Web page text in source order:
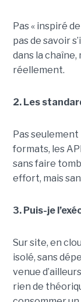
Pas « inspiré
pas de savoir
dans la chaîne,
réellement.
2. Les
Pas
formats, les
sans faire
effort, mais
3. Puis-je
Sur site, en
isolé, sans
venue
rien de